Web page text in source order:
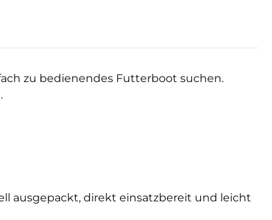
zu bedienendes Futterboot suchen.
ausgepackt, direkt einsatzbereit und leicht